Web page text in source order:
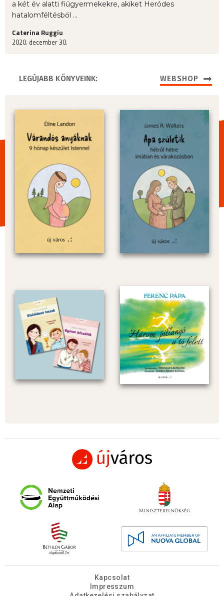
a két év alatti fiúgyermekekre, akiket Heródes
hatalomféltésből ...
Caterina Ruggiu
2020. december 30.
LEGÚJABB KÖNYVEINK: WEBSHOP
Kapcsolat
Impresszum